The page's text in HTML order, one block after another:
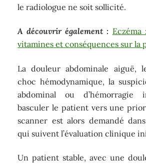
le radiologue ne soit sollicité.
A découvrir également :
vitamines et conséquences sur la
La douleur abdominale aiguë,
choc hémodynamique, la
abdominal ou d’hémorragie
basculer le patient vers une
scanner est alors demandé
qui suivent l’évaluation clinique
Un patient stable, avec une